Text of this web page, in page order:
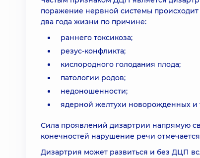
поражение нервной системы
два года жизни по причине:
раннего токсикоза;
резус-конфликта;
кислородного голодания плода;
патологии родов;
недоношенности;
ядерной желтухи новорожденных и
Сила проявлений дизартрии напрямую
конечностей нарушение речи
Дизартрия может развиться и без ДЦП